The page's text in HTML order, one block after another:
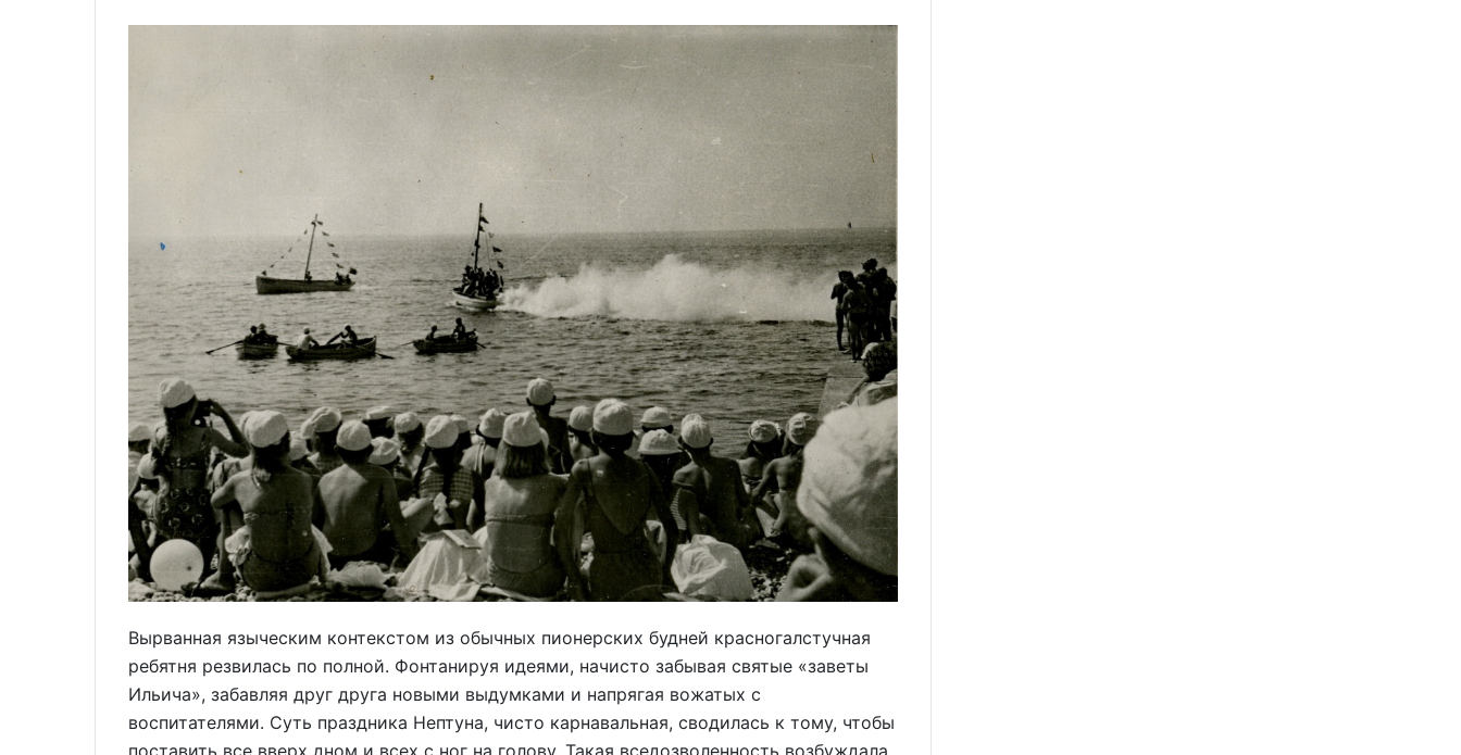
Вырванная языческим контекстом из обычных пионерских будней красногалстучная
ребятня резвилась по полной. Фонтанируя идеями, начисто забывая святые «заветы
Ильича», забавляя друг друга новыми выдумками и напрягая вожатых с
воспитателями. Суть праздника Нептуна, чисто карнавальная, сводилась к тому, чтобы